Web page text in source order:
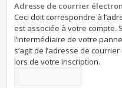
Adresse de courrier
Ceci doit correspondre à
est associée à votre compte.
l’intermédiaire de votre
s’agit de l’adresse de
lors de votre inscription.